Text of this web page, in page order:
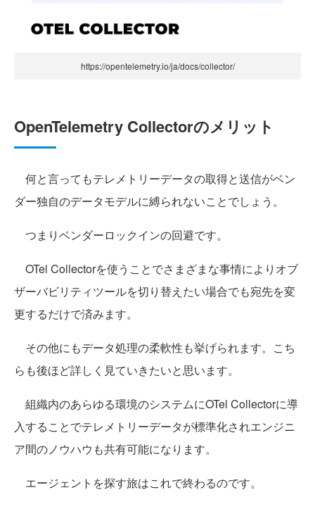
https://opentelemetry.io/ja/docs/collector/
OpenTelemetry Collectorのメリット
何と言ってもテレメトリーデータの取得と送信がベン
ダー独自のデータモデルに縛られないことでしょう。
つまりベンダーロックインの回避です。
OTel Collectorを使うことでさまざまな事情によりオブ
ザーバビリティツールを切り替えたい場合でも宛先を変
更するだけで済みます。
その他にもデータ処理の柔軟性も挙げられます。こち
らも後ほど詳しく見ていきたいと思います。
組織内のあらゆる環境のシステムにOTel Collectorに導
入することでテレメトリーデータが標準化されエンジニ
ア間のノウハウも共有可能になります。
エージェントを探す旅はこれで終わるのです。